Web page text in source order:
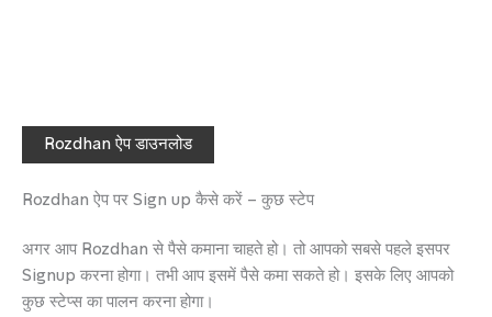
Rozdhan ऐप डाउनलोड
Rozdhan ऐप पर Sign up कैसे करें – कुछ स्टेप
अगर आप Rozdhan से पैसे कमाना चाहते हो। तो आपको सबसे पहले इसपर
Signup करना होगा। तभी आप इसमें पैसे कमा सकते हो। इसके लिए आपको
कुछ स्टेप्स का पालन करना होगा।